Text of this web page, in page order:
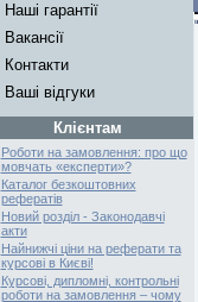
Наші гарантії
Вакансії
Контакти
Ваші відгуки
Клієнтам
Роботи на замовлення: про що
мовчать «експерти»?
Каталог безкоштовних
рефератів
Новий розділ - Законодавчі
акти
Найнижчі ціни на реферати та
курсові в Києві!
Курсові, дипломні, контрольні
роботи на замовлення – чому